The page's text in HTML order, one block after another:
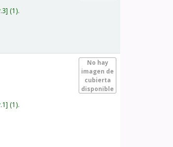
(1).
No hay
imagen de
cubierta
disponible
(1).